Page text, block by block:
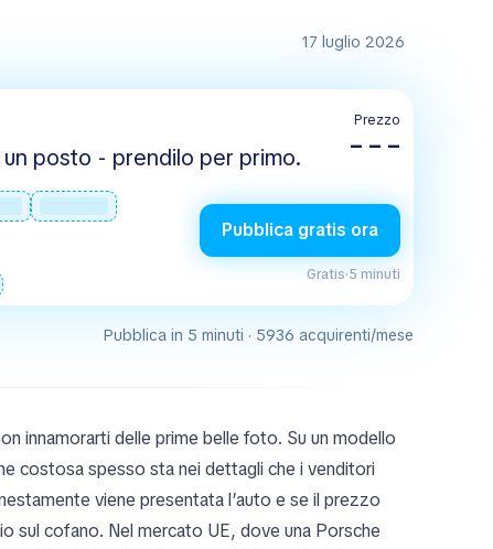
17 luglio 2026
posto - prendilo per primo.
Prezzo
– – –
Pubblica gratis ora
Gratis·5 minuti
Pubblica in 5 minuti · 5936 acquirenti/mese
innamorarti delle prime belle foto. Su un modello
costosa spesso sta nei dettagli che i venditori
viene presentata l’auto e se il prezzo
sul cofano. Nel mercato UE, dove una Porsche